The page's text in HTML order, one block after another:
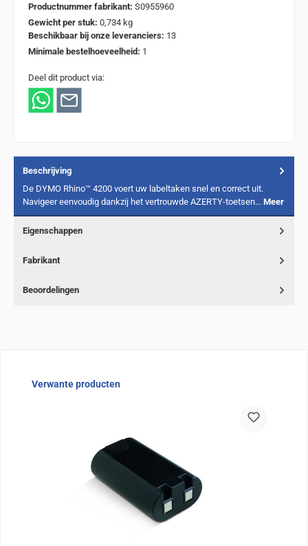
Productnummer fabrikant: S0955960
Gewicht per stuk: 0,734 kg
Beschikbaar bij onze leveranciers: 13
Minimale bestelhoeveelheid: 1
Deel dit product via:
Beschrijving
De DYMO Rhino™ 4200 voert uw labeltaken snel en correct uit.
Navigeer eenvoudig dankzij het vertrouwde AZERTY-toetsen… Meer
Eigenschappen
Fabrikant
Beoordelingen
Sla de afbeeldingengalerij over
Verwante producten